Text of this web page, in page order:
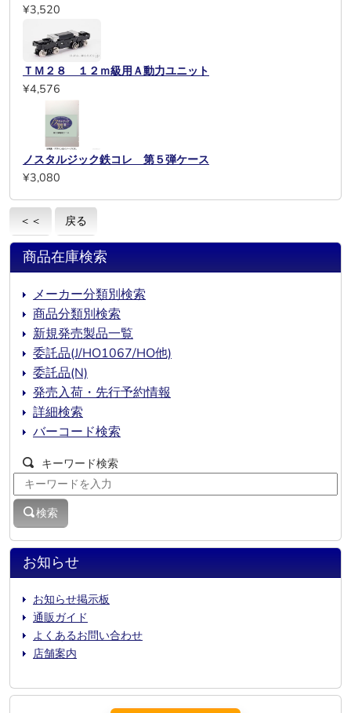
¥3,520
ＴＭ２８ １２ｍ級用Ａ動力ユニット
¥4,576
ノスタルジック鉄コレ 第５弾ケース
¥3,080
＜＜ 戻る
お知らせ
お知らせ掲示板
通販ガイド
よくあるお問い合わせ
店舗案内
商品在庫検索
メーカー分類別検索
商品分類別検索
新規発売製品一覧
委託品(J/HO1067/HO他)
委託品(N)
発売入荷・先行予約情報
詳細検索
バーコード検索
キーワード検索
検索